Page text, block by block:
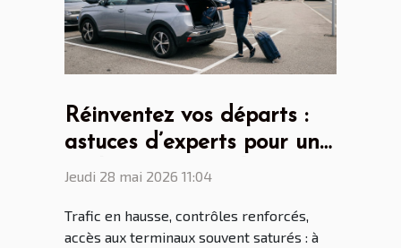
Réinventez vos départs :
astuces d’experts pour un
parking aéroport lyon saint
Jeudi 28 mai 2026 11:04
Trafic en hausse, contrôles renforcés,
accès aux terminaux souvent saturés : à